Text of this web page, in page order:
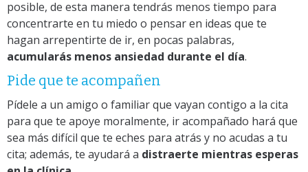
posible, de esta manera tendrás menos tiempo para
concentrarte en tu miedo o pensar en ideas que te
hagan arrepentirte de ir, en pocas palabras,
acumularás menos ansiedad durante el día.
Pide que te acompañen
Pídele a un amigo o familiar que vayan contigo a la cita
para que te apoye moralmente, ir acompañado hará que
sea más difícil que te eches para atrás y no acudas a tu
cita; además, te ayudará a distraerte mientras esperas